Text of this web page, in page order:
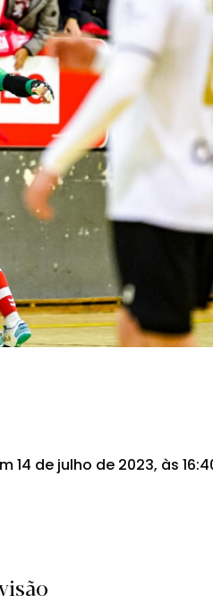
14 de julho de 2023, às